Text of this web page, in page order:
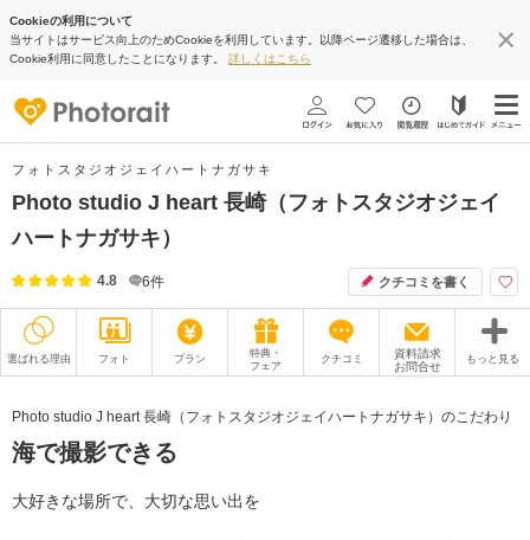
Cookieの利用について
当サイトはサービス向上のためCookieを利用しています。以降ページ遷移した場合は、
Cookie利用に同意したことになります。 詳しくはこちら
フォトスタジオジェイハートナガサキ
Photo studio J heart 長崎（フォトスタジオジェイ
ハートナガサキ）
4.8 6件 クチコミを書く
選ばれる理由 フォト プラン
特典・
フェア
クチコミ
資料請求
お問合せ
もっと見る
衣装
オプション
Photo studio J heart 長崎（フォトスタジオジェイハートナガサキ）のこだわり
海で撮影できる
大好きな場所で、大切な思い出を